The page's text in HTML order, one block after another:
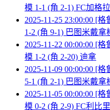
模 1-1 (角 2-1) FC加格拉
2025-11-25 23:00:00 [
1-2 (角 9-1) 巴图米戴拿
2025-11-22 00:00:00 [
模 1-2 (角 2-20) 迪拿
2025-11-09 00:00:00 [
5-1 (角 2-1) 巴图米戴拿
2025-11-05 00:00:00 [
模 0-2 (角 2-9) FC利比